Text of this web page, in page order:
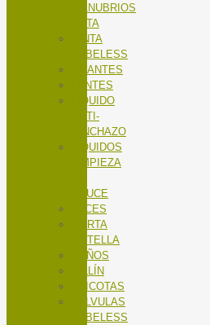
MANUBRIOS
RUTA
CINTA
TUBELESS
GUANTES
LENTES
LÍQUIDO
ANTI-
PINCHAZO
LÍQUIDOS
LIMPIEZA
SAUCE
LUCES
PORTA
BOTELLA
PUÑOS
SILLÍN
TRICOTAS
VALVULAS
TUBELESS